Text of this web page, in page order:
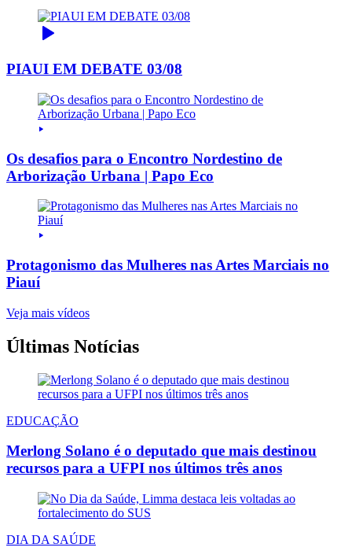
PIAUI EM DEBATE 03/08
Os desafios para o Encontro Nordestino de
Arborização Urbana | Papo Eco
Protagonismo das Mulheres nas Artes Marciais no
Piauí
Veja mais vídeos
Últimas Notícias
EDUCAÇÃO
Merlong Solano é o deputado que mais destinou
recursos para a UFPI nos últimos três anos
DIA DA SAÚDE